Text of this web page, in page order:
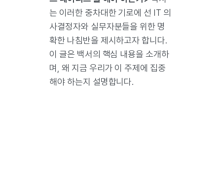
는 이러한 중차대한 기로에 선 IT 의
사결정자와 실무자분들을 위한 명
확한 나침반을 제시하고자 합니다.
이 글은 백서의 핵심 내용을 소개하
며, 왜 지금 우리가 이 주제에 집중
해야 하는지 설명합니다.